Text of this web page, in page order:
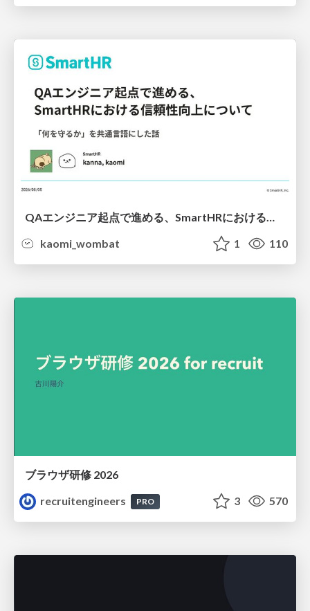
kaomi_wombat
1 110
ブラウザ研修 2026
recruitengineers
PRO 3 570